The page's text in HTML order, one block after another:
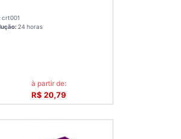
crt001
24 horas
à partir de:
R$ 20,79